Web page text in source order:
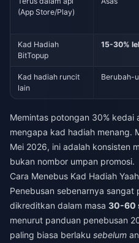
(App Store/Play)
Kad Hadiah
BitTopup
15-30%
Kad hadiah runcit
lain
Berubah-
Memintas potongan 30%
mengapa kad hadiah menang.
Mei 2026, ini adalah konsisten
bukan nombor umpan promosi.
Cara Menebus Kad Hadiah
Penebusan sebenarnya
dikreditkan dalam masa 30-60
menurut panduan penebusan
paling biasa berlaku sebelum